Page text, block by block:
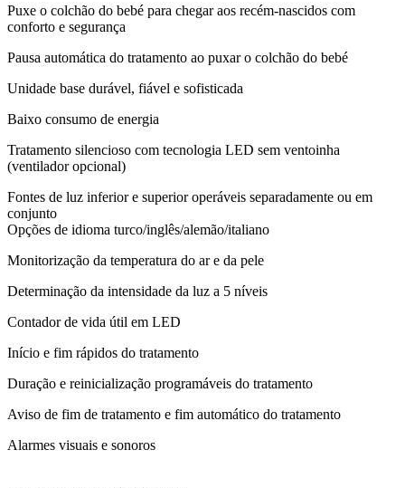
Puxe o colchão do bebé para chegar aos recém-nascidos com
conforto e segurança
Pausa automática do tratamento ao puxar o colchão do bebé
Unidade base durável, fiável e sofisticada
Baixo consumo de energia
Tratamento silencioso com tecnologia LED sem ventoinha
(ventilador opcional)
Fontes de luz inferior e superior operáveis separadamente ou em
conjunto
Opções de idioma turco/inglês/alemão/italiano
Monitorização da temperatura do ar e da pele
Determinação da intensidade da luz a 5 níveis
Contador de vida útil em LED
Início e fim rápidos do tratamento
Duração e reinicialização programáveis do tratamento
Aviso de fim de tratamento e fim automático do tratamento
Alarmes visuais e sonoros